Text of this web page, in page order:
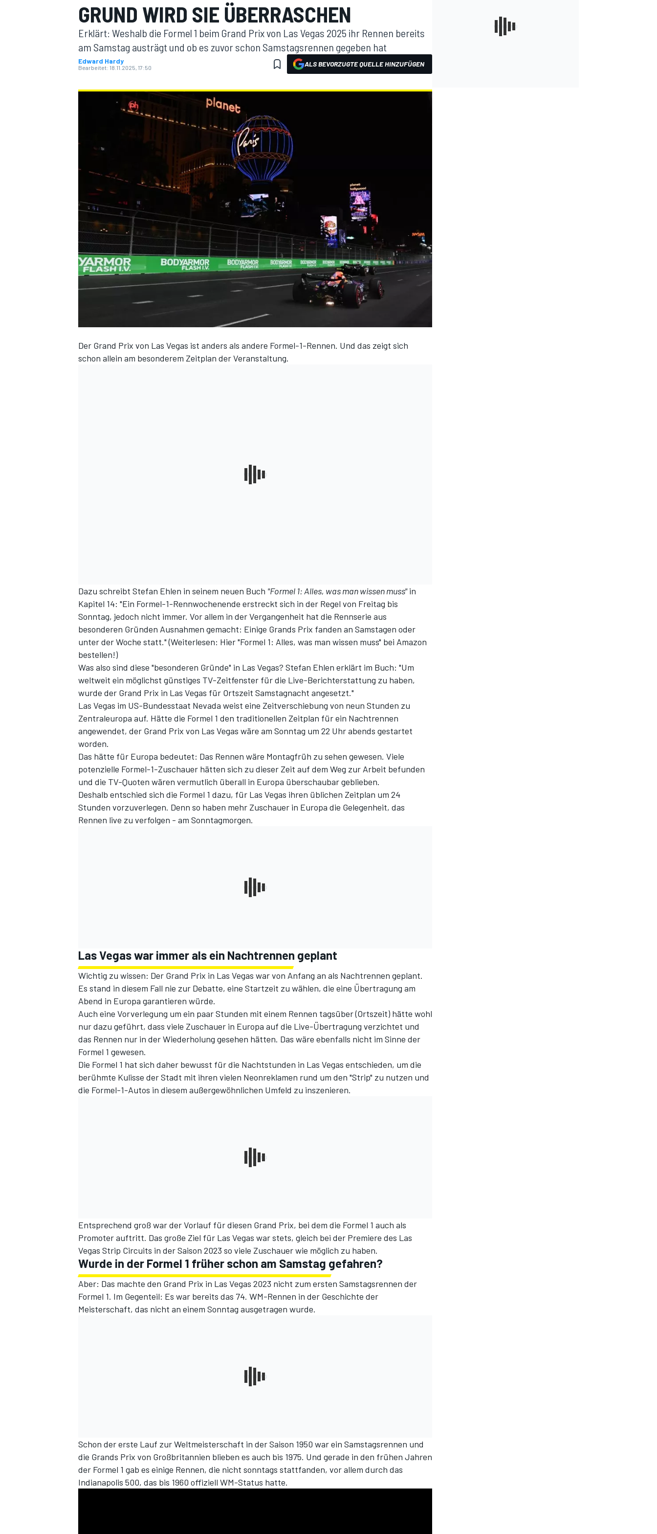
DTM
SPORTWAGEN
GRUND WIRD SIE ÜBERRASCHEN
Erklärt: Weshalb die Formel 1 beim Grand Prix von Las Vegas 2025 ihr Rennen bereits
am Samstag austrägt und ob es zuvor schon Samstagsrennen gegeben hat
Edward Hardy
Bearbeitet: 18.11.2025, 17:50 ALS BEVORZUGTE QUELLE HINZUFÜGEN
Der Grand Prix von Las Vegas ist anders als andere Formel-1-Rennen. Und das zeigt sich
schon allein am besonderem Zeitplan der Veranstaltung.
Dazu schreibt Stefan Ehlen in seinem neuen Buch "Formel 1: Alles, was man wissen muss"in
Kapitel 14: "Ein Formel-1-Rennwochenende erstreckt sich in der Regel von Freitag bis
Sonntag, jedoch nicht immer. Vor allem in der Vergangenheit hat die Rennserie aus
besonderen Gründen Ausnahmen gemacht: Einige Grands Prix fanden an Samstagen oder
unter der Woche statt." (Weiterlesen: Hier "Formel 1: Alles, was man wissen muss" bei Amazon
bestellen!)
Was also sind diese "besonderen Gründe" in Las Vegas? Stefan Ehlen erklärt im Buch: "Um
weltweit ein möglichst günstiges TV-Zeitfenster für die Live-Berichterstattung zu haben,
wurde der Grand Prix in Las Vegas für Ortszeit Samstagnacht angesetzt."
Las Vegas im US-Bundesstaat Nevada weist eine Zeitverschiebung von neun Stunden zu
Zentraleuropa auf. Hätte die Formel 1 den traditionellen Zeitplan für ein Nachtrennen
angewendet, der Grand Prix von Las Vegas wäre am Sonntag um 22 Uhr abends gestartet
worden.
Das hätte für Europa bedeutet: Das Rennen wäre Montagfrüh zu sehen gewesen. Viele
potenzielle Formel-1-Zuschauer hätten sich zu dieser Zeit auf dem Weg zur Arbeit befunden
und die TV-Quoten wären vermutlich überall in Europa überschaubar geblieben.
Deshalb entschied sich die Formel 1 dazu, für Las Vegas ihren üblichen Zeitplan um 24
Stunden vorzuverlegen. Denn so haben mehr Zuschauer in Europa die Gelegenheit, das
Rennen live zu verfolgen - am Sonntagmorgen.
Las Vegas war immer als ein Nachtrennen geplant
Wichtig zu wissen: Der Grand Prix in Las Vegas war von Anfang an als Nachtrennen geplant.
Es stand in diesem Fall nie zur Debatte, eine Startzeit zu wählen, die eine Übertragung am
Abend in Europa garantieren würde.
Auch eine Vorverlegung um ein paar Stunden mit einem Rennen tagsüber (Ortszeit) hätte wohl
nur dazu geführt, dass viele Zuschauer in Europa auf die Live-Übertragung verzichtet und
das Rennen nur in der Wiederholung gesehen hätten. Das wäre ebenfalls nicht im Sinne der
Formel 1 gewesen.
Die Formel 1 hat sich daher bewusst für die Nachtstunden in Las Vegas entschieden, um die
berühmte Kulisse der Stadt mit ihren vielen Neonreklamen rund um den "Strip" zu nutzen und
die Formel-1-Autos in diesem außergewöhnlichen Umfeld zu inszenieren.
Entsprechend groß war der Vorlauf für diesen Grand Prix, bei dem die Formel 1 auch als
Promoter auftritt. Das große Ziel für Las Vegas war stets, gleich bei der Premiere des Las
Vegas Strip Circuits in der Saison 2023 so viele Zuschauer wie möglich zu haben.
Wurde in der Formel 1 früher schon am Samstag gefahren?
Aber: Das machte den Grand Prix in Las Vegas 2023 nicht zum ersten Samstagsrennen der
Formel 1. Im Gegenteil: Es war bereits das 74. WM-Rennen in der Geschichte der
Meisterschaft, das nicht an einem Sonntag ausgetragen wurde.
Schon der erste Lauf zur Weltmeisterschaft in der Saison 1950 war ein Samstagsrennen und
die Grands Prix von Großbritannien blieben es auch bis 1975. Und gerade in den frühen Jahren
der Formel 1 gab es einige Rennen, die nicht sonntags stattfanden, vor allem durch das
Indianapolis 500, das bis 1960 offiziell WM-Status hatte.